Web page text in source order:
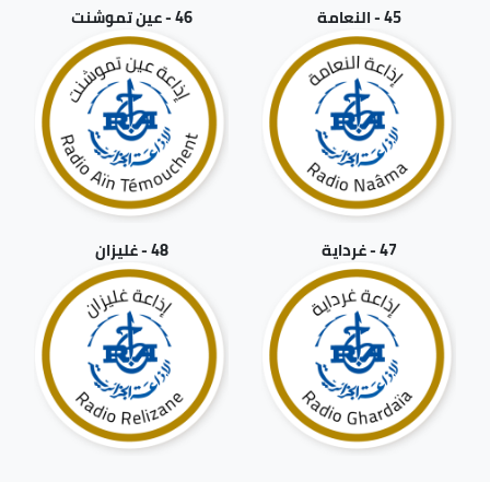
45 - النعامة 46 - عين تموشنت
47 - غرداية 48 - غليزان